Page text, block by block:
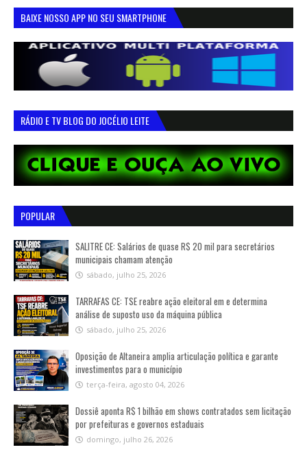
BAIXE NOSSO APP NO SEU SMARTPHONE
RÁDIO E TV BLOG DO JOCÉLIO LEITE
POPULAR
SALITRE CE: Salários de quase R$ 20 mil para secretários
municipais chamam atenção
sábado, julho 25, 2026
TARRAFAS CE: TSE reabre ação eleitoral em e determina
análise de suposto uso da máquina pública
sábado, julho 25, 2026
Oposição de Altaneira amplia articulação política e garante
investimentos para o município
terça-feira, agosto 04, 2026
Dossiê aponta R$ 1 bilhão em shows contratados sem licitação
por prefeituras e governos estaduais
domingo, julho 26, 2026